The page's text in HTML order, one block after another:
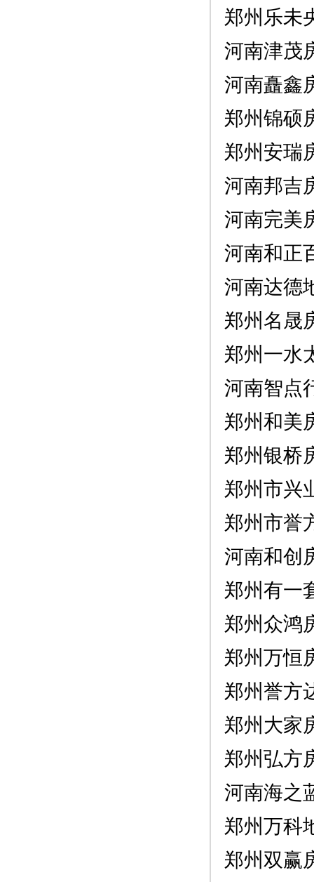
郑州乐未
河南津茂
河南矗鑫
郑州锦硕
郑州安瑞
河南邦吉
河南完美
河南和正
河南达德
郑州名晟
郑州一水
河南智点
郑州和美
郑州银桥
郑州市兴
郑州市誉
河南和创
郑州有一
郑州众鸿
郑州万恒
郑州誉方
郑州大家
郑州弘方
河南海之
郑州万科
郑州双赢